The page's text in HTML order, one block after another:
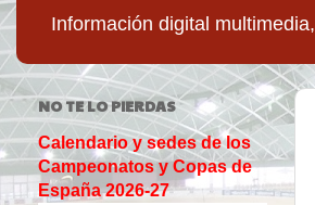
Información digital
NO TE LO PIERDAS
Calendario y sedes de los
Campeonatos y Copas de
España 2026-27